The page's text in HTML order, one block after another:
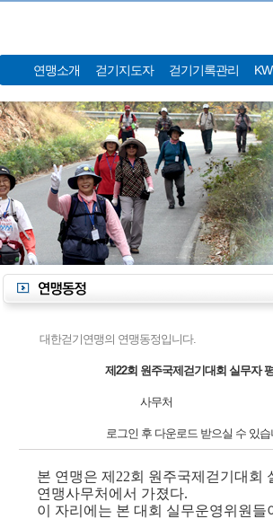
연맹소개 걷기지도자 걷기기록관리
대한걷기연맹의 연맹동정입니다.
제22회 원주국제걷기대회 실무자
사무처
로그인 후 다운로드 받으실 수 있습
본 연맹은 제 22회 원주국제걷기대회
연맹사무처에서 가졌다.
이 자리에는 본 대회 실무운영위원